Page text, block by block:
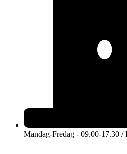
Mandag-Fredag - 09.00-17.30 /